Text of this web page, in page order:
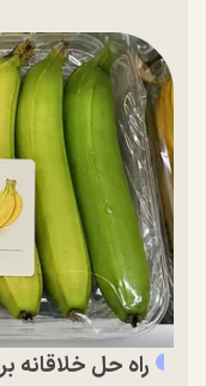
راه حل خلاقانه